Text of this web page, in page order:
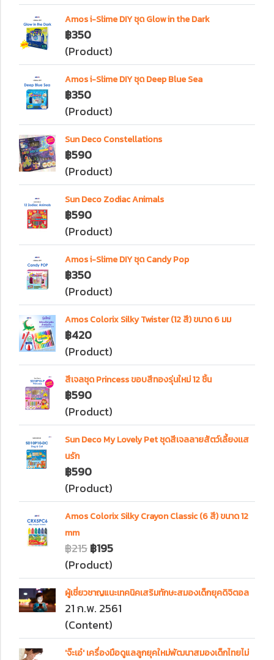
Amos i-Slime DIY ชุด Glow in the Dark
฿350
(Product)
Amos i-Slime DIY ชุด Deep Blue Sea
฿350
(Product)
Sun Deco Constellations
฿590
(Product)
Sun Deco Zodiac Animals
฿590
(Product)
Amos i-Slime DIY ชุด Candy Pop
฿350
(Product)
Amos Colorix Silky Twister (12 สี) ขนาด 6 มม
฿420
(Product)
สีเจลชุด Princess ขอบสีทองรุ่นใหม่ 12 ชิ้น
฿590
(Product)
Sun Deco My Lovely Pet ชุดสีเจลลายสัตว์เลี้ยงเเส
นรัก
฿590
(Product)
Amos Colorix Silky Crayon Classic (6 สี) ขนาด 12
mm
฿215฿195
(Product)
ผู้เชี่ยวชาญแนะเทคนิคเสริมทักษะสมองเด็กยุคดิจิตอล
21 ก.พ. 2561
(Content)
'จ๊ะเอ๋' เครื่องมือดูแลลูกยุคใหม่พัฒนาสมองเด็กไทยไม่